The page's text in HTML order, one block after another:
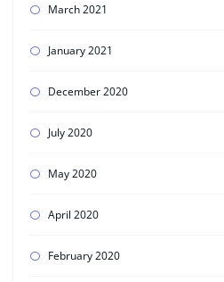
March 2021
January 2021
December 2020
July 2020
May 2020
April 2020
February 2020